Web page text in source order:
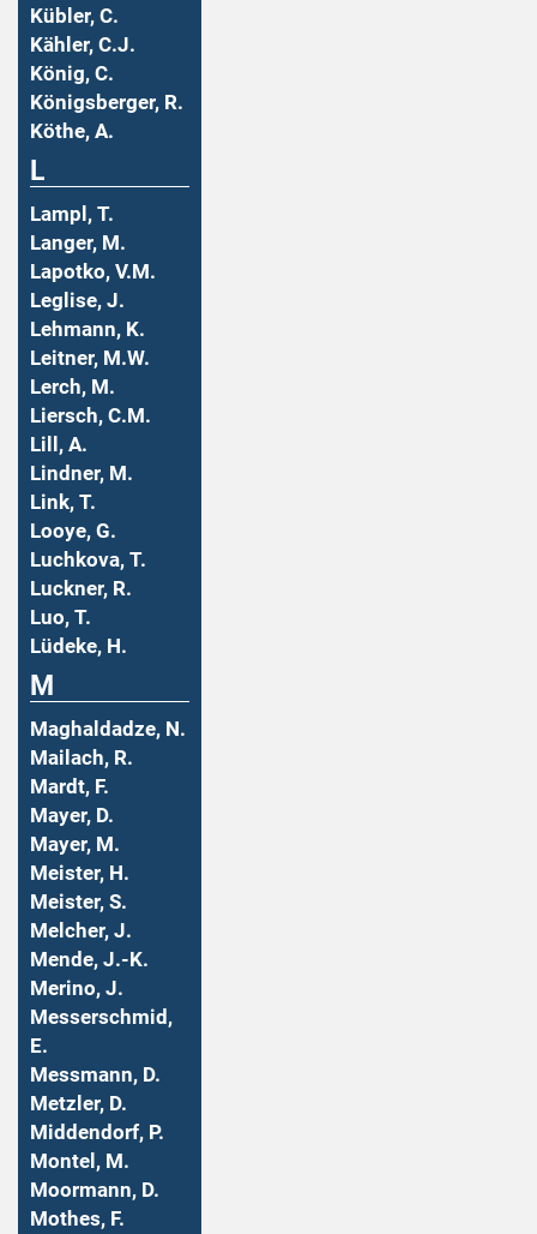
Kübler, C.
Kähler, C.J.
König, C.
Königsberger, R.
Köthe, A.
L
Lampl, T.
Langer, M.
Lapotko, V.M.
Leglise, J.
Lehmann, K.
Leitner, M.W.
Lerch, M.
Liersch, C.M.
Lill, A.
Lindner, M.
Link, T.
Looye, G.
Luchkova, T.
Luckner, R.
Luo, T.
Lüdeke, H.
M
Maghaldadze, N.
Mailach, R.
Mardt, F.
Mayer, D.
Mayer, M.
Meister, H.
Meister, S.
Melcher, J.
Mende, J.-K.
Merino, J.
Messerschmid,
E.
Messmann, D.
Metzler, D.
Middendorf, P.
Montel, M.
Moormann, D.
Mothes, F.